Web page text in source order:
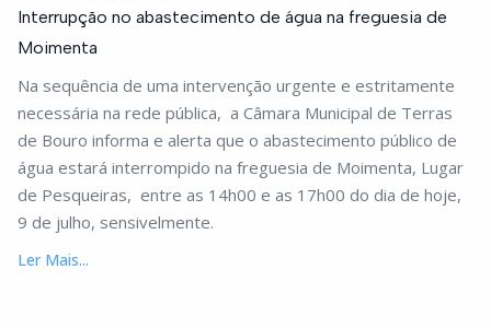
Interrupção no abastecimento de água na freguesia de
Moimenta
Na sequência de uma intervenção urgente e estritamente
necessária na rede pública, a Câmara Municipal de Terras
de Bouro informa e alerta que o abastecimento público de
água estará interrompido na freguesia de Moimenta, Lugar
de Pesqueiras, entre as 14h00 e as 17h00 do dia de hoje,
9 de julho, sensivelmente.
Ler Mais...